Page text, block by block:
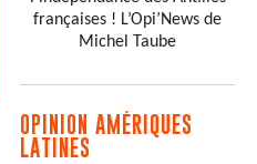
françaises ! L’Opi’News de
Michel Taube
OPINION AMÉRIQUES
LATINES